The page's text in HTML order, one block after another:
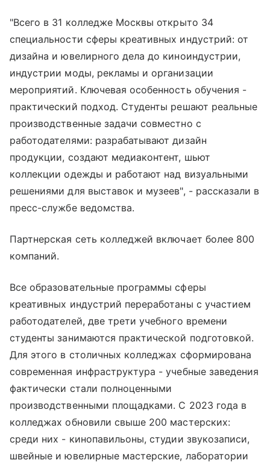
"Всего в 31 колледже Москвы открыто 34
специальности сферы креативных индустрий: от
дизайна и ювелирного дела до киноиндустрии,
индустрии моды, рекламы и организации
мероприятий. Ключевая особенность обучения -
практический подход. Студенты решают реальные
производственные задачи совместно с
работодателями: разрабатывают дизайн
продукции, создают медиаконтент, шьют
коллекции одежды и работают над визуальными
решениями для выставок и музеев", - рассказали в
пресс-службе ведомства.
Партнерская сеть колледжей включает более 800
компаний.
Все образовательные программы сферы
креативных индустрий переработаны с участием
работодателей, две трети учебного времени
студенты занимаются практической подготовкой.
Для этого в столичных колледжах сформирована
современная инфраструктура - учебные заведения
фактически стали полноценными
производственными площадками. С 2023 года в
колледжах обновили свыше 200 мастерских:
среди них - кинопавильоны, студии звукозаписи,
швейные и ювелирные мастерские, лаборатории